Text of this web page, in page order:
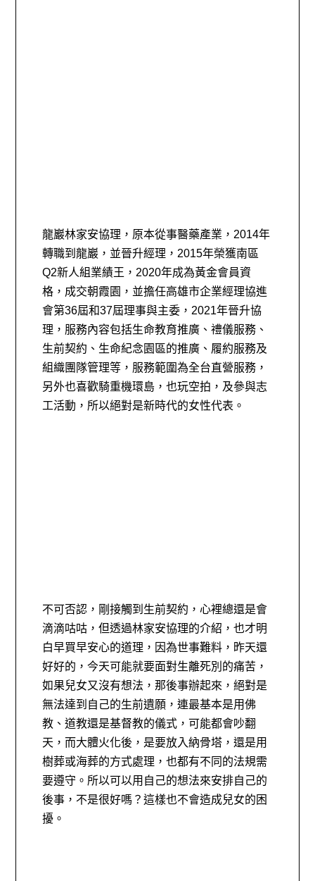
龍巖林家安協理，原本從事醫藥產業，2014年
轉職到龍巖，並晉升經理，2015年榮獲南區
Q2新人組業績王，2020年成為黃金會員資
格，成交朝霞園，並擔任高雄市企業經理協進
會第36屆和37屆理事與主委，2021年晉升協
理， 服務內容包括生命教育推廣、禮儀服務、
生前契約、生命紀念園區的推廣、履約服務及
組織團隊管理等，服務範圍為全台直營服務，
另外也喜歡騎重機環島，也玩空拍，及參與志
工活動，所以絕對是新時代的女性代表。
不可否認，剛接觸到生前契約，心裡總還是會
滴滴咕咕，但透過林家安協理的介紹，也才明
白早買早安心的道理，因為世事難料，昨天還
好好的，今天可能就要面對生離死別的痛苦，
如果兒女又沒有想法，那後事辦起來，絕對是
無法達到自己的生前遺願，連最基本是用佛
教、道教還是基督教的儀式，可能都會吵翻
天，而大體火化後，是要放入納骨塔，還是用
樹葬或海葬的方式處理，也都有不同的法規需
要遵守。所以可以用自己的想法來安排自己的
後事，不是很好嗎？這樣也不會造成兒女的困
擾。